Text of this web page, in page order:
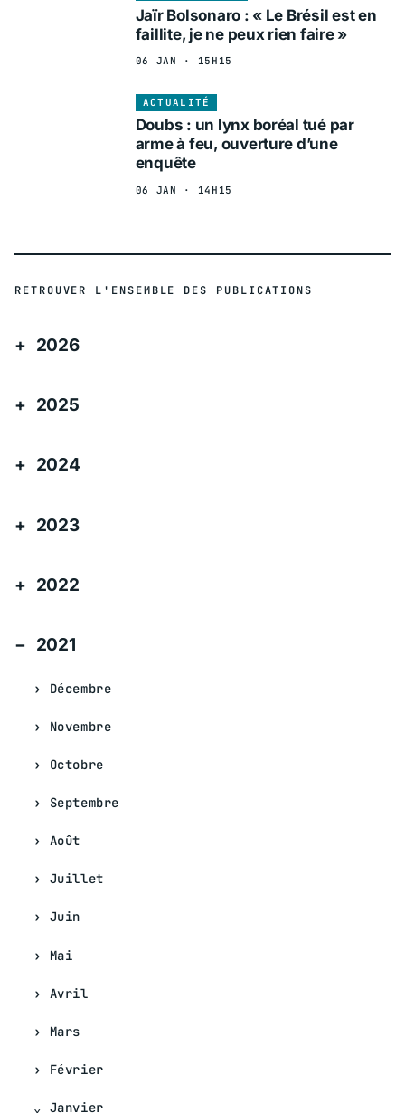
Jaïr Bolsonaro : « Le Brésil est en
faillite, je ne peux rien faire »
06 JAN · 15H15
ACTUALITÉ
Doubs : un lynx boréal tué par
arme à feu, ouverture d’une
enquête
06 JAN · 14H15
RETROUVER L'ENSEMBLE DES PUBLICATIONS
2026
2025
2024
2023
2022
2021
Décembre
Novembre
Octobre
Septembre
Août
Juillet
Juin
Mai
Avril
Mars
Février
Janvier